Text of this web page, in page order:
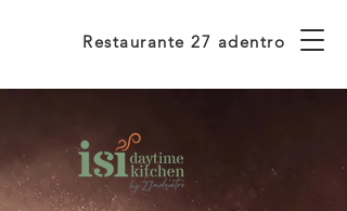
Restaurante 27 adentro